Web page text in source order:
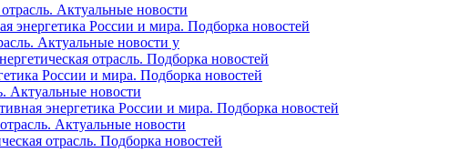
Актуальные новости
энергетика России и мира. Подборка новостей
Актуальные новости у
отрасль. Подборка новостей
России и мира. Подборка новостей
Актуальные новости
энергетика России и мира. Подборка новостей
Актуальные новости
отрасль. Подборка новостей